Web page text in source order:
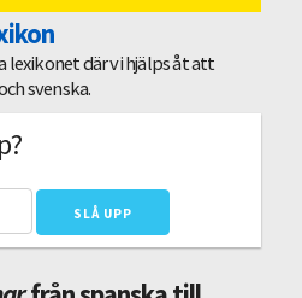
lexikonet där vi hjälps åt att
svenska.